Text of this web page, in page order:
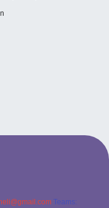
Teams: